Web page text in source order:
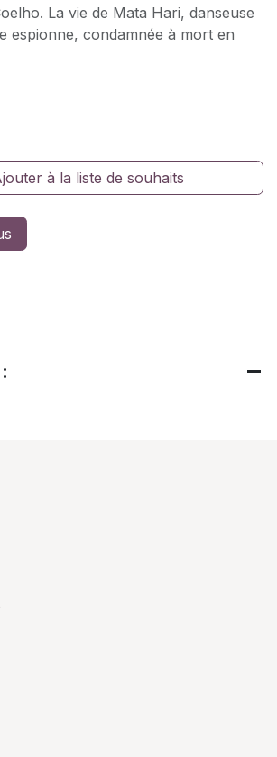
La vie de Mata Hari, danseuse
espionne, condamnée à mort en
à la liste de souhaits